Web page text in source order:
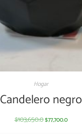
Hogar
Candelero negro
$103,650.0 $77,700.0